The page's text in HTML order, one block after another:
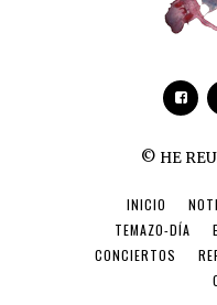
© HE
INICIO
TEMAZO-DÍA
CONCIERTOS